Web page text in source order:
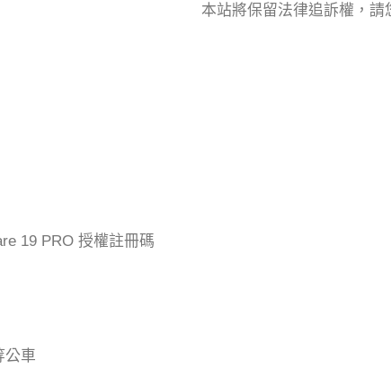
19 PRO 授權註冊碼
公車
本站將保留法律追訴權，請